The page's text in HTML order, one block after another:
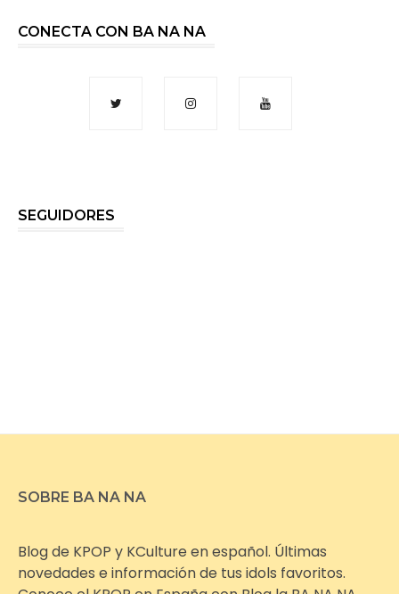
CONECTA CON BA NA NA
SEGUIDORES
SOBRE BA NA NA
Blog de KPOP y KCulture en español. Últimas
novedades e información de tus idols favoritos.